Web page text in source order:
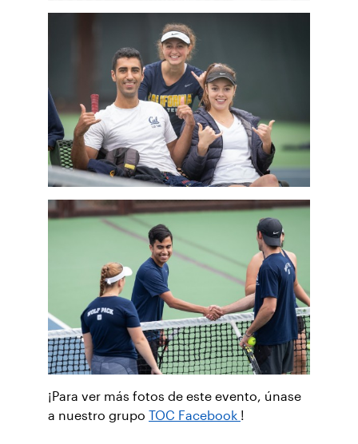
¡Para ver más fotos de este evento, únase
a nuestro grupo TOC Facebook !